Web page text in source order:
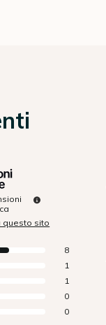
questo sito
8
1
1
0
0